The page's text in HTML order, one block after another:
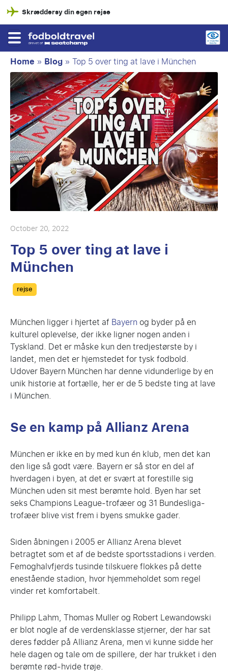
Skræddersy din egen rejse
Home » Blog » Top 5 over ting at lave i München
October 20, 2022
Top 5 over ting at lave i
München
Categories
rejse
München ligger i hjertet af Bayern og byder på en
kulturel oplevelse, der ikke ligner nogen anden i
Tyskland. Det er måske kun den tredjestørste by i
landet, men det er hjemstedet for tysk fodbold.
Udover Bayern München har denne vidunderlige by en
unik historie at fortælle, her er de 5 bedste ting at lave
i München.
Se en kamp på Allianz Arena
München er ikke en by med kun én klub, men det kan
den lige så godt være. Bayern er så stor en del af
hverdagen i byen, at det er svært at forestille sig
München uden sit mest berømte hold. Byen har set
seks Champions League-trofæer og 31 Bundesliga-
trofæer blive vist frem i byens smukke gader.
Siden åbningen i 2005 er Allianz Arena blevet
betragtet som et af de bedste sportsstadions i verden.
Femoghalvfjerds tusinde tilskuere flokkes på dette
enestående stadion, hvor hjemmeholdet som regel
vinder ret komfortabelt.
Philipp Lahm, Thomas Muller og Robert Lewandowski
er blot nogle af de verdensklasse stjerner, der har sat
deres fødder på Allianz Arena, men vi kunne sidde her
hele dagen og tale om de spillere, der har trukket i den
berømte rød-hvide trøje.